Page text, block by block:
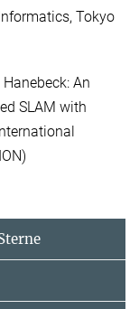
Tokyo
Hanebeck: An
SLAM with